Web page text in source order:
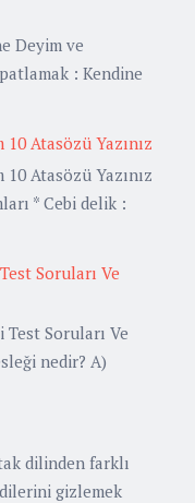
Deyim ve
: Kendine
10 Atasözü Yazınız
10 Atasözü Yazınız
* Cebi delik :
Soruları Ve
Soruları Ve
nedir? A)
dilinden farklı
gizlemek